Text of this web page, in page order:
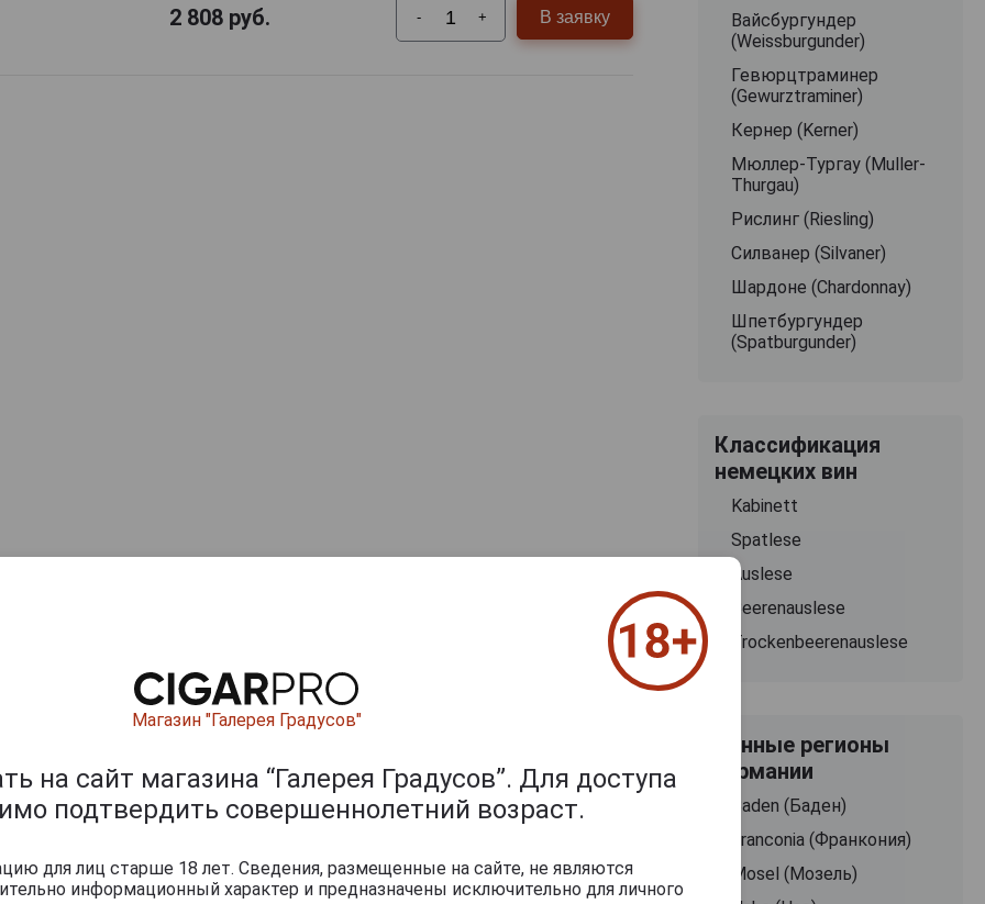
2 808руб. - + В заявку
Вайсбургундер
(Weissburgunder)
Гевюрцтраминер
(Gewurztraminer)
Кернер (Kerner)
Мюллер-Тургау (Muller-
Thurgau)
Рислинг (Riesling)
Силванер (Silvaner)
Шардоне (Chardonnay)
Шпетбургундер
(Spatburgunder)
Классификация
немецких вин
Kabinett
Spatlese
Auslese
Beerenauslese
Trockenbeerenauslese
Винные регионы
Германии
Baden (Баден)
Franconia (Франкония)
Mosel (Мозель)
Магазин "Галерея Градусов"
на сайт магазина “Галерея Градусов”. Для доступа
подтвердить совершеннолетний возраст.
для лиц старше 18 лет. Сведения, размещенные на сайте, не являются
информационный характер и предназначены исключительно для личного